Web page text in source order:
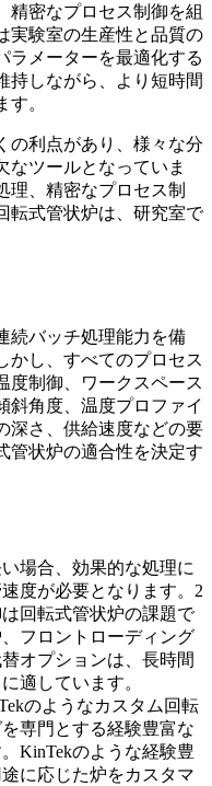
精密なプロセス制御を組
実験室の生産性と品質の
ラメーターを最適化する
持しながら、より短時間
。
の利点があり、様々な分
なツールとなっていま
理、精密なプロセス制
転式管状炉は、研究室で
続バッチ処理能力を備
かし、すべてのプロセス
度制御、ワークスペース
斜角度、温度プロファイ
深さ、供給速度などの要
管状炉の適合性を決定す
場合、効果的な処理に
度が必要となります。2
回転式管状炉の課題で
フロントローディング
オプションは、長時間
適しています。
のようなカスタム回転
専門とする経験豊富な
KinTekのような経験豊
に応じた炉をカスタマ